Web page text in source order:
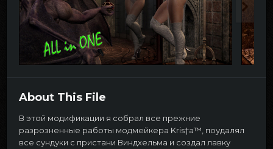
About This File
В этой модификации я собрал все прежние
разрозненные работы модмейкера Kris†a™, поудалял
все сундуки с пристани Виндхельма и создал лавку